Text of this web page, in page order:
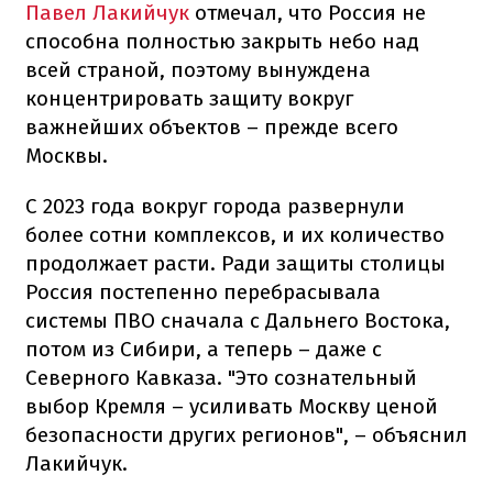
Павел Лакийчук отмечал, что Россия не
способна полностью закрыть небо над
всей страной, поэтому вынуждена
концентрировать защиту вокруг
важнейших объектов – прежде всего
Москвы.
С 2023 года вокруг города развернули
более сотни комплексов, и их количество
продолжает расти. Ради защиты столицы
Россия постепенно перебрасывала
системы ПВО сначала с Дальнего Востока,
потом из Сибири, а теперь – даже с
Северного Кавказа. "Это сознательный
выбор Кремля – усиливать Москву ценой
безопасности других регионов", – объяснил
Лакийчук.